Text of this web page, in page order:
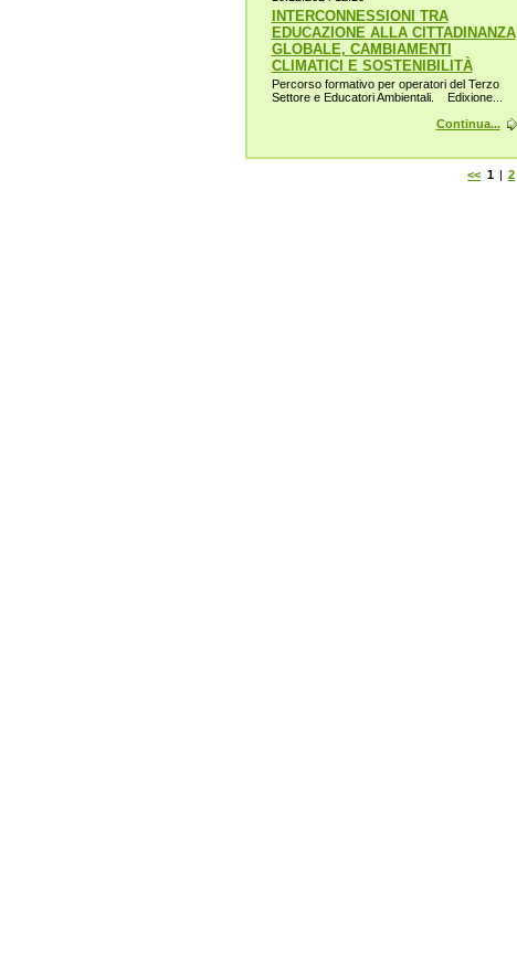
INTERCONNESSIONI TRA
EDUCAZIONE ALLA CITTADINANZA
GLOBALE, CAMBIAMENTI
CLIMATICI E SOSTENIBILITÀ
Percorso formativo per operatori del Terzo
Settore e Educatori Ambientali. Edixione...
Continua...
<< 1 | 2